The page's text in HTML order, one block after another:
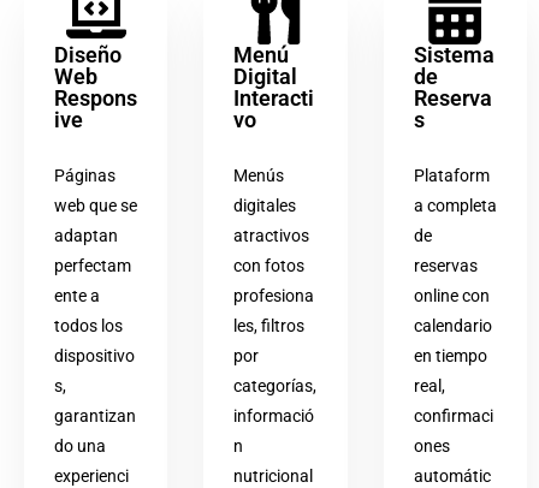
Diseño
Web
Respons
ive
Páginas
web que se
adaptan
perfectam
ente a
todos los
dispositivo
s,
garantizan
do una
experienci
Menú
Digital
Interacti
vo
Menús
digitales
atractivos
con fotos
profesiona
les, filtros
por
categorías,
informació
n
nutricional
Sistema
de
Reserva
s
Plataform
a completa
de
reservas
online con
calendario
en tiempo
real,
confirmaci
ones
automátic